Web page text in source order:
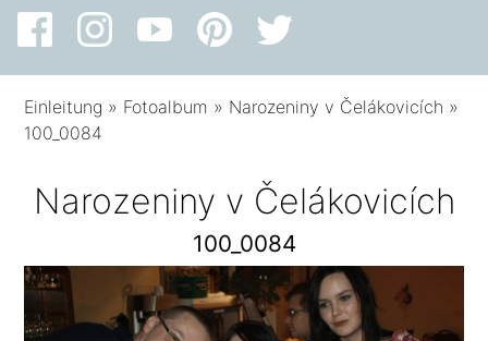
Einleitung » Fotoalbum » Narozeniny v Čelákovicích »
100_0084
Narozeniny v Čelákovicích
100_0084